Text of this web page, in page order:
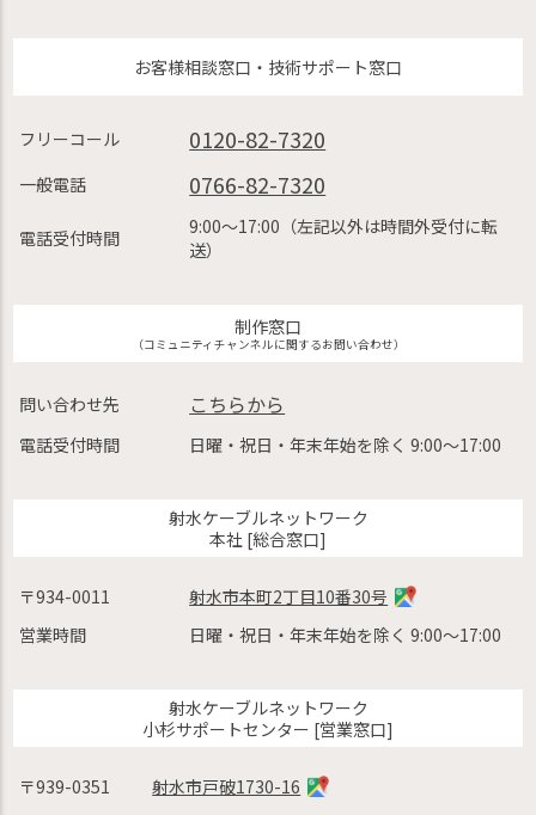
お客様相談窓口・技術サポート窓口
フリーコール 0120-82-7320
一般電話 0766-82-7320
電話受付時間
9:00〜17:00（左記以外は時間外受付に転
送）
制作窓口
（コミュニティチャンネルに関するお問い合わせ）
問い合わせ先 こちらから
電話受付時間 日曜・祝日・年末年始を除く 9:00〜17:00
射水ケーブルネットワーク
本社 [総合窓口]
〒934-0011
射水市本町2丁目10番30号
営業時間
日曜・祝日・年末年始を除く 9:00〜17:00
射水ケーブルネットワーク
小杉サポートセンター [営業窓口]
〒939-0351 射水市戸破1730-16